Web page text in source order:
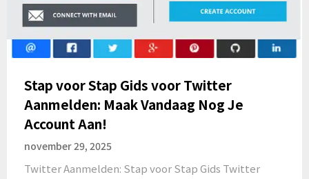
Stap voor Stap Gids voor Twitter
Aanmelden: Maak Vandaag Nog Je
Account Aan!
november 29, 2025
Twitter Aanmelden: Stap voor Stap Gids Twitter